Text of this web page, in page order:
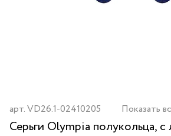
арт.VD26.1-02410205 Показать
Серьги Olympia полукольца, с